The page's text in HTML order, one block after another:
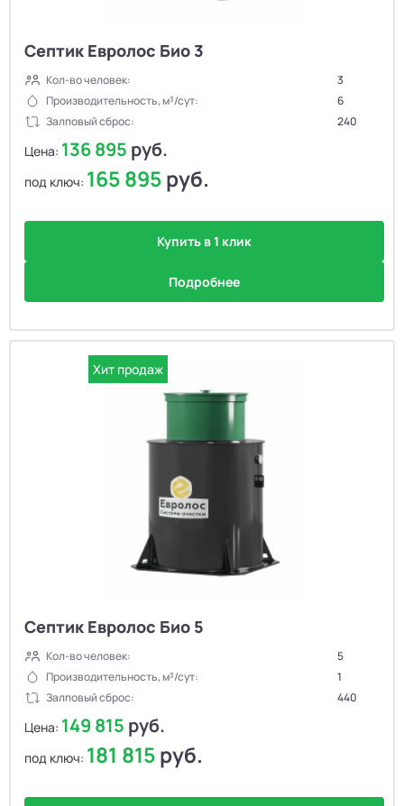
Септик Евролос Био 3
Кол-во человек:
3
Производительность, м³/сут:
6
Залповый сброс:
240
Цена: 136 895 руб.
под ключ: 165 895руб.
Купить в 1 клик
Подробнее
Хит продаж
Септик Евролос Био 5
Кол-во человек:
5
Производительность, м³/сут:
1
Залповый сброс:
440
Цена: 149 815 руб.
под ключ: 181 815руб.